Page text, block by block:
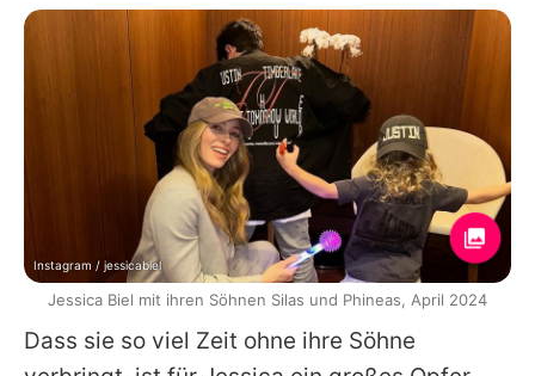
Dass sie so viel Zeit ohne ihre Söhne
Instagram / jessicabiel
Jessica Biel mit ihren Söhnen Silas und Phineas, April 2024